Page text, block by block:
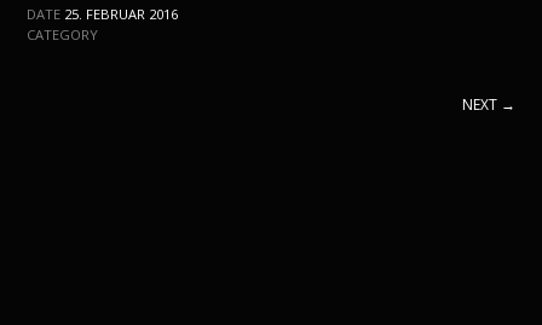
DATE 25. FEBRUAR 2016
CATEGORY
NEXT →